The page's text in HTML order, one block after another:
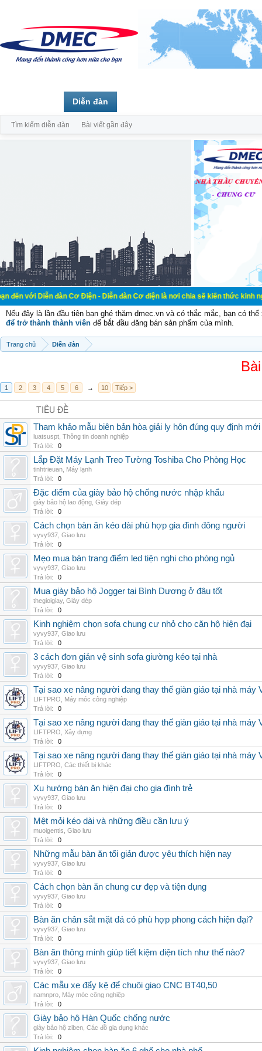
đàn Cơ Điện - Diễn đàn Cơ điện là nơi chia sẽ kiến thức kinh nghiệm
Nếu đây là lần đầu tiên bạn ghé thăm dmec.vn và có thắc mắc, bạn có
để trở thành thành viên để bắt đầu đăng bán sản phẩm của mình.
Trang chủ Diễn đàn
1 2 3 4 5 6 → 10 Tiếp >
TIÊU ĐỀ
Tham khảo mẫu biên bản hòa giải ly hôn đúng quy định mới
luatsuspt Thông tin doanh nghiệp
Trả lời:
0
Lắp Đặt Máy Lạnh Treo Tường Toshiba Cho Phòng Học
tinhtrieuan Máy lạnh
Trả lời:
0
Đặc điểm của giày bảo hộ chống nước nhập khẩu
giày bảo hộ lao động Giày dép
Trả lời:
0
Cách chọn bàn ăn kéo dài phù hợp gia đình đông người
vyvy937 Giao lưu
Trả lời:
0
Mẹo mua bàn trang điểm led tiện nghi cho phòng ngủ
vyvy937 Giao lưu
Trả lời:
0
Mua giày bảo hộ Jogger tại Bình Dương ở đâu tốt
thegioigiay, Giày dép
Trả lời:
0
Kinh nghiệm chọn sofa chung cư nhỏ cho căn hộ hiện đại
vyvy937 Giao lưu
Trả lời:
0
3 cách đơn giản vệ sinh sofa giường kéo tại nhà
vyvy937 Giao lưu
Trả lời:
0
Tại sao xe nâng người đang thay thế giàn giáo tại nhà máy
LIFTPRO
Máy móc công nghiệp
Trả lời:
0
Tại sao xe nâng người đang thay thế giàn giáo tại nhà máy
LIFTPRO
Xây dựng
Trả lời:
0
Tại sao xe nâng người đang thay thế giàn giáo tại nhà máy
LIFTPRO Các thiết bị khác
Trả lời:
0
Xu hướng bàn ăn hiện đại cho gia đình trẻ
vyvy937 Giao lưu
Trả lời:
0
Mệt mỏi kéo dài và những điều cần lưu ý
muoigentis Giao lưu
Trả lời:
0
Những mẫu bàn ăn tối giản được yêu thích hiện nay
vyvy937 Giao lưu
Trả lời:
0
Cách chọn bàn ăn chung cư đẹp và tiện dụng
vyvy937 Giao lưu
Trả lời:
0
Bàn ăn chân sắt mặt đá có phù hợp phong cách hiện đại?
vyvy937 Giao lưu
Trả lời:
0
Bàn ăn thông minh giúp tiết kiệm diện tích như thế nào?
vyvy937 Giao lưu
Trả lời:
0
Các mẫu xe đẩy kệ để chuôi giao CNC BT40,50
namnpro Máy móc công nghiệp
Trả lời:
0
Giày bảo hộ Hàn Quốc chống nước
giày bảo hộ ziben Các đồ gia dụng khác
Trả lời:
0
Diễn đàn
Tìm kiếm diễn đàn Bài viết gần đây